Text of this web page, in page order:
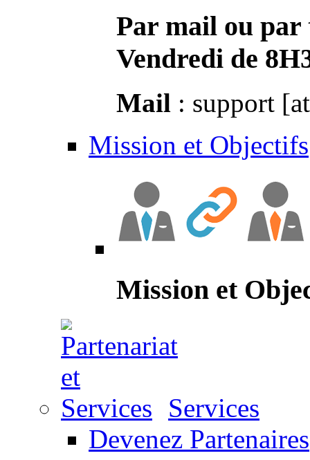
Par mail ou par
Vendredi de
Mail : support
Mission et Objectifs
Mission et
Services
Devenez Partenaires